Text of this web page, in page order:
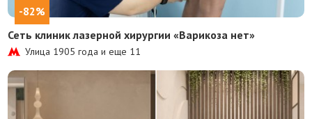
-82%
Сеть клиник лазерной хирургии «Варикоза нет»
Улица 1905 года и еще 11